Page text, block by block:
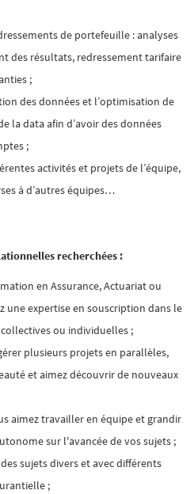
de portefeuille : analyses
des résultats, redressement tarifaire
;
des données et l’optimisation de
la data afin d’avoir des données
;
activités et projets de l’équipe,
à d’autres équipes…
recherchées :
en Assurance, Actuariat ou
une expertise en souscription dans le
ou individuelles ;
plusieurs projets en parallèles,
et aimez découvrir de nouveaux
aimez travailler en équipe et grandir
sur l'avancée de vos sujets ;
sujets divers et avec différents
;